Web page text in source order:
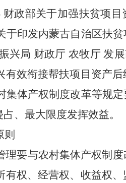
政部关于加强扶贫项目
于印发内蒙古自治区扶
兴局 财政厅 农牧厅 发
效衔接帮扶项目资产
体产权制度改革等规
、最大限度发挥效益。
则
要与农村集体产权制
权、经营权、收益权